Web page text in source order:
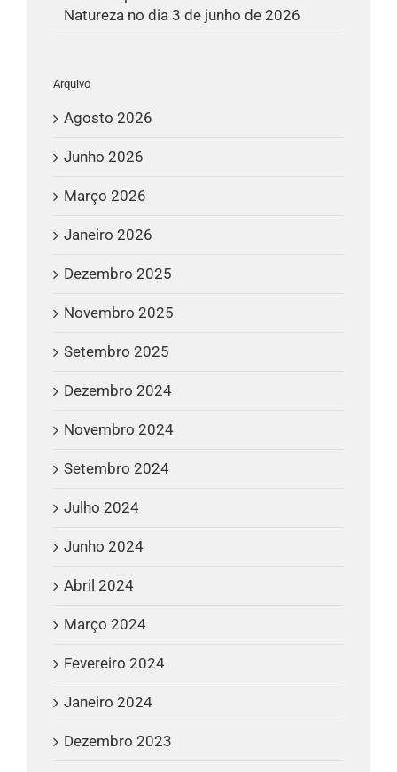
Natureza no dia 3 de junho de 2026
Arquivo
Agosto 2026
Junho 2026
Março 2026
Janeiro 2026
Dezembro 2025
Novembro 2025
Setembro 2025
Dezembro 2024
Novembro 2024
Setembro 2024
Julho 2024
Junho 2024
Abril 2024
Março 2024
Fevereiro 2024
Janeiro 2024
Dezembro 2023